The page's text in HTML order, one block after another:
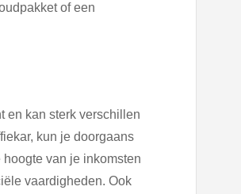
of een
en kan sterk verschillen
kun je doorgaans
van je inkomsten
vaardigheden. Ook